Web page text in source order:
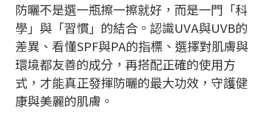
防曬不是選一瓶擦一擦就好，而是一門「科
學」與「習慣」的結合。認識UVA與UVB的
差異、看懂SPF與PA的指標、選擇對肌膚與
環境都友善的成分，再搭配正確的使用方
式，才能真正發揮防曬的最大功效，守護健
康與美麗的肌膚。